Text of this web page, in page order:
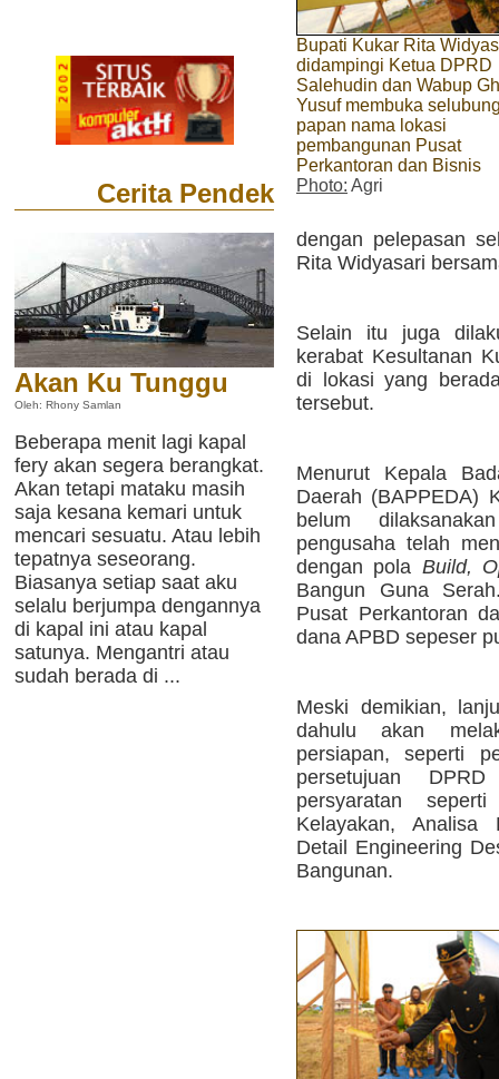
Cerita Pendek
Akan Ku Tunggu
Oleh: Rhony Samlan
Beberapa menit lagi kapal
fery akan segera berangkat.
Akan tetapi mataku masih
saja kesana kemari untuk
mencari sesuatu. Atau lebih
tepatnya seseorang.
Biasanya setiap saat aku
selalu berjumpa dengannya
di kapal ini atau kapal
satunya. Mengantri atau
sudah berada di ...
Bupati Kukar Rita
didampingi Ketua DPRD
Salehudin dan Wabup
Yusuf membuka
papan nama lokasi
pembangunan Pusat
Perkantoran dan Bisnis
Photo: Agri
dengan pelepasan
Rita Widyasari
Selain itu juga
kerabat Kesultanan
di lokasi yang
tersebut.
Menurut Kepala
Daerah (BAPPEDA)
belum
pengusaha telah
dengan pola Build,
Bangun Guna
Pusat Perkantoran
dana APBD sepeser
Meski demikian,
dahulu akan
persiapan, seperti
persetujuan
persyaratan
Kelayakan, Analisa
Detail Engineering
Bangunan.